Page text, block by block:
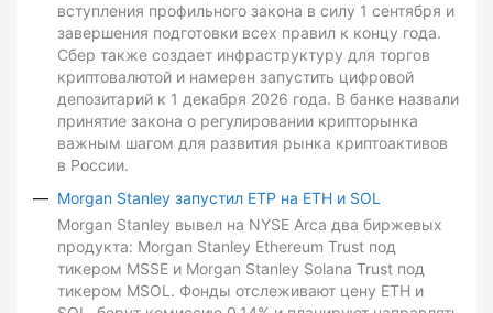
вступления профильного закона в силу 1 сентября и
завершения подготовки всех правил к концу года.
Сбер также создает инфраструктуру для торгов
криптовалютой и намерен запустить цифровой
депозитарий к 1 декабря 2026 года. В банке назвали
принятие закона о регулировании крипторынка
важным шагом для развития рынка криптоактивов
в России.
Morgan Stanley запустил ETP на ETH и SOL
Morgan Stanley вывел на NYSE Arca два биржевых
продукта: Morgan Stanley Ethereum Trust под
тикером MSSE и Morgan Stanley Solana Trust под
тикером MSOL. Фонды отслеживают цену ETH и